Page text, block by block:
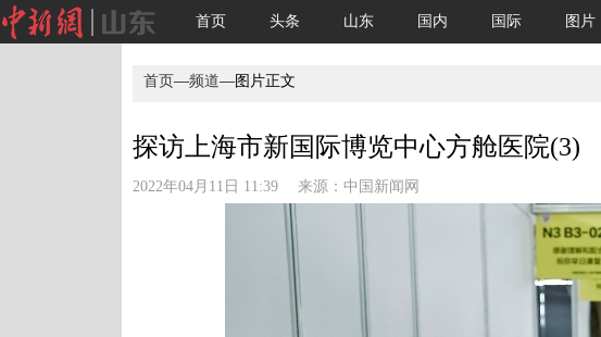
首页 头条 山东 国内 国际 图片
首页—频道—图片正文
探访上海市新国际博览中心方舱医院(3)
2022年04月11日 11:39 来源： 中国新闻网